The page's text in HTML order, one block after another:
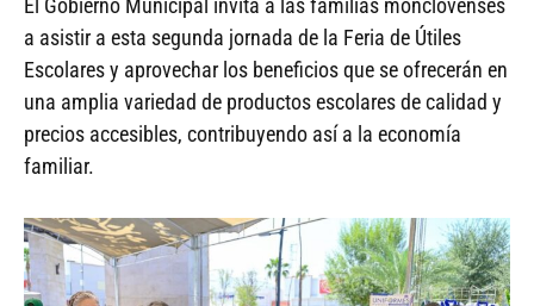
El Gobierno Municipal invita a las familias monclovenses
a asistir a esta segunda jornada de la Feria de Útiles
Escolares y aprovechar los beneficios que se ofrecerán en
una amplia variedad de productos escolares de calidad y
precios accesibles, contribuyendo así a la economía
familiar.